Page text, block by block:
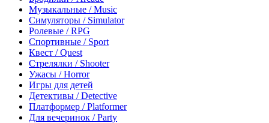
Музыкальные / Music
Симуляторы / Simulator
Ролевые / RPG
Спортивные / Sport
Квест / Quest
Стрелялки / Shooter
Ужасы / Horror
Игры для детей
Детективы / Detective
Платформер / Platformer
Для вечеринок / Party